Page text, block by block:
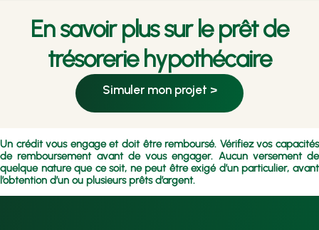
En savoir plus sur le prêt de
trésorerie hypothécaire
Simuler mon projet >
Un crédit vous engage et doit être remboursé. Vérifiez vos capacités
de remboursement avant de vous engager. Aucun versement de
quelque nature que ce soit, ne peut être exigé d’un particulier, avant
l’obtention d’un ou plusieurs prêts d’argent.